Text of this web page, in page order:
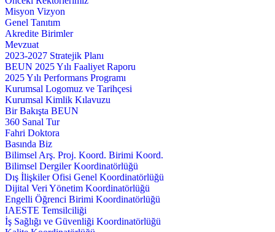
Misyon Vizyon
Genel Tanıtım
Akredite Birimler
Mevzuat
2023-2027 Stratejik Planı
BEUN 2025 Yılı Faaliyet Raporu
2025 Yılı Performans Programı
Kurumsal Logomuz ve Tarihçesi
Kurumsal Kimlik Kılavuzu
Bir Bakışta BEUN
360 Sanal Tur
Fahri Doktora
Basında Biz
Bilimsel Arş. Proj. Koord. Birimi Koord.
Bilimsel Dergiler Koordinatörlüğü
Dış İlişkiler Ofisi Genel Koordinatörlüğü
Dijital Veri Yönetim Koordinatörlüğü
Engelli Öğrenci Birimi Koordinatörlüğü
IAESTE Temsilciliği
İş Sağlığı ve Güvenliği Koordinatörlüğü